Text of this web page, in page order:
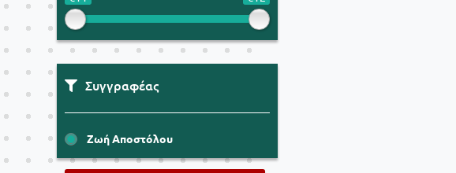
Συγγραφέας
Ζωή Αποστόλου